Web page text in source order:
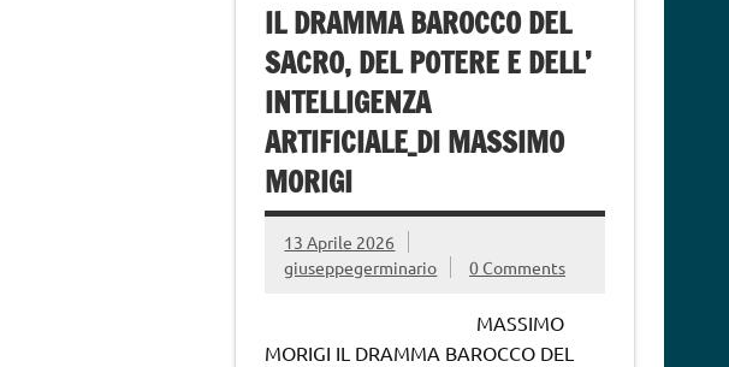
IL DRAMMA BAROCCO DEL
SACRO, DEL POTERE E DELL’
INTELLIGENZA
ARTIFICIALE_DI MASSIMO
MORIGI
13 Aprile 2026
giuseppegerminario
0 Comments
MASSIMO
MORIGI IL DRAMMA BAROCCO DEL